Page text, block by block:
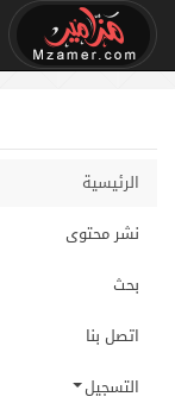
الرئيسية
نشر محتوى
بحث
اتصل بنا
التسجيل